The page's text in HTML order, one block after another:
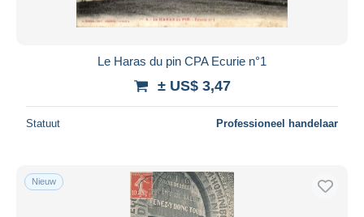
Le Haras du pin CPA Ecurie n°1
± US$ 3,47
Statuut Professioneel handelaar
Nieuw